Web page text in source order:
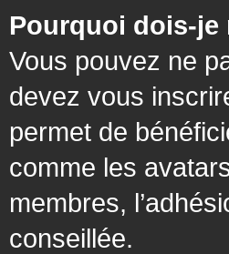
Pourquoi dois-je
Vous pouvez ne
devez vous
permet de
comme les
membres,
conseillée.